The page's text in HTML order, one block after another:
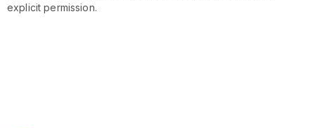
explicit permission.